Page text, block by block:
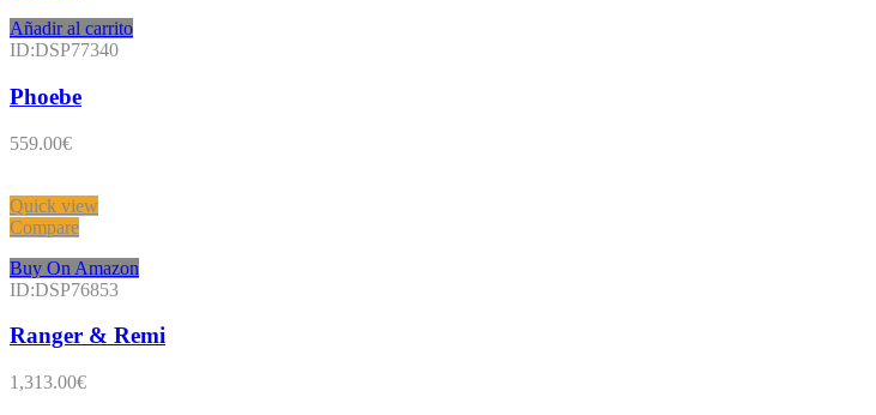
Añadir al carrito
ID:DSP77340
Phoebe
559.00€
Quick view
Compare
Buy On Amazon
ID:DSP76853
Ranger & Remi
1,313.00€